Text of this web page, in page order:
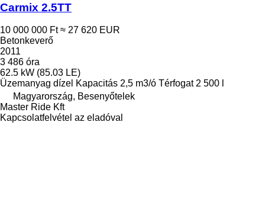
Carmix 2.5TT
10 000 000 Ft ≈ 27 620 EUR
Betonkeverő
2011
3 486 óra
62.5 kW (85.03 LE)
Üzemanyag dízel Kapacitás 2,5 m3/ó Térfogat 2 500 l
Magyarország, Besenyőtelek
Master Ride Kft
Kapcsolatfelvétel az eladóval